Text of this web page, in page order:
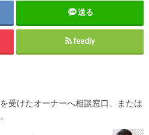
送る
feedly
受けたオーナーへ相談窓口、または